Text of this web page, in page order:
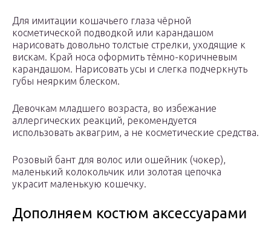
Для имитации кошачьего глаза чёрной
косметической подводкой или карандашом
нарисовать довольно толстые стрелки, уходящие к
вискам. Край носа оформить тёмно-коричневым
карандашом. Нарисовать усы и слегка подчеркнуть
губы неярким блеском.
Девочкам младшего возраста, во избежание
аллергических реакций, рекомендуется
использовать аквагрим, а не косметические средства.
Розовый бант для волос или ошейник (чокер),
маленький колокольчик или золотая цепочка
украсит маленькую кошечку.
Дополняем костюм аксессуарами